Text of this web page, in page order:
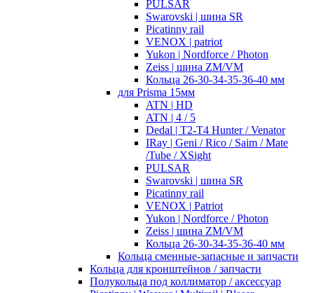
PULSAR
Swarovski | шина SR
Picatinny rail
VENOX | patriot
Yukon | Nordforce / Photon
Zeiss | шина ZM/VM
Кольца 26-30-34-35-36-40 мм
для Prisma 15мм
ATN | HD
ATN | 4 / 5
Dedal | T2-T4 Hunter / Venator
IRay | Geni / Rico / Saim / Mate
/Tube / XSight
PULSAR
Swarovski | шина SR
Picatinny rail
VENOX | Patriot
Yukon | Nordforce / Photon
Zeiss | шина ZM/VM
Кольца 26-30-34-35-36-40 мм
Кольца сменные-запасные и запчасти
Кольца для кронштейнов / запчасти
Полукольца под коллиматор / аксессуар